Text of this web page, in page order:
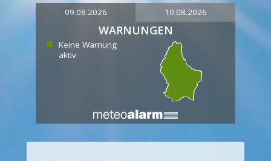
09.08.2026 10.08.2026
WARNUNGEN
Keine Warnung
aktiv